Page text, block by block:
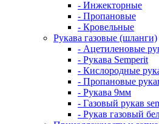
- Инжекторные
- Пропановые
- Кровельные
Рукава газовые (шланги)
- Ацетиленовые
- Рукава Semperit
- Кислородные
- Пропановые
- Рукава 9мм
- Газовый рукав
- Рукав газовый